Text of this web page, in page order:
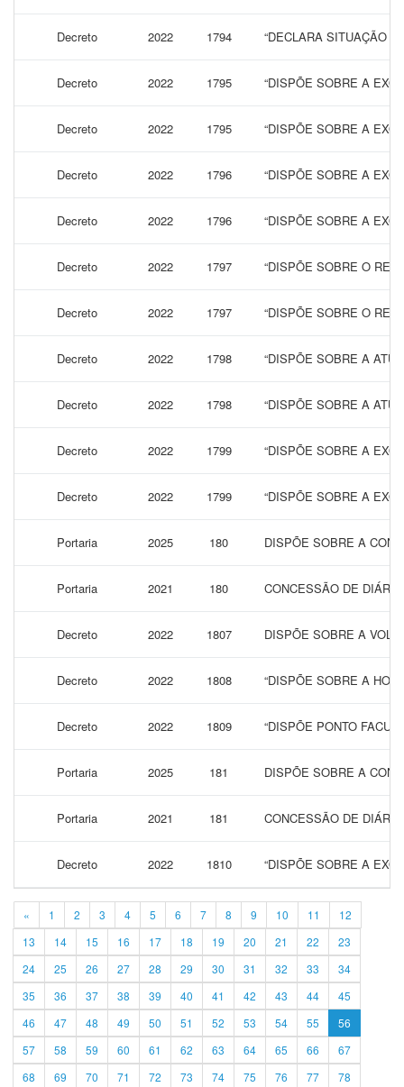
Decreto 2022 1794 “DECLARA SITUAÇÃO
Decreto 2022 1795 “DISPÕE SOBRE A
Decreto 2022 1795 “DISPÕE SOBRE A
Decreto 2022 1796 “DISPÕE SOBRE A
Decreto 2022 1796 “DISPÕE SOBRE A
Decreto 2022 1797 “DISPÕE SOBRE O
Decreto 2022 1797 “DISPÕE SOBRE O
Decreto 2022 1798 “DISPÕE SOBRE A
Decreto 2022 1798 “DISPÕE SOBRE A
Decreto 2022 1799 “DISPÕE SOBRE A
Decreto 2022 1799 “DISPÕE SOBRE A
Portaria 2025 180 DISPÕE SOBRE A
Portaria 2021 180 CONCESSÃO DE
Decreto 2022 1807 DISPÕE SOBRE A
Decreto 2022 1808 “DISPÕE SOBRE A
Decreto 2022 1809 “DISPÕE PONTO
Portaria 2025 181 DISPÕE SOBRE A
Portaria 2021 181 CONCESSÃO DE
Decreto 2022 1810 “DISPÕE SOBRE A
« 1 2 3 4 5 6 7 8 9 10 11
12
13
14 15 16 17 18 19 20 21 22
23
24
25 26 27 28 29 30 31 32 33
34
35
36 37 38 39 40 41 42 43 44
45
46
47 48 49 50 51 52 53 54 55
56
57
58 59 60 61 62 63 64 65 66
67
68
69 70 71 72 73 74 75 76 77 78